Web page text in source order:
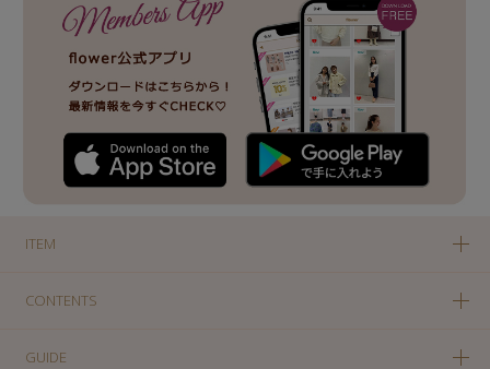
ITEM
CONTENTS
GUIDE